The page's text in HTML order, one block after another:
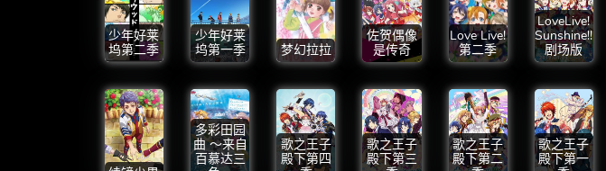
少年好莱
坞第二季
少年好莱
坞第一季
梦幻拉拉
佐贺偶像
是传奇
Love Live!
第二季
LoveLive!
Sunshine!!
剧场版
多彩田园
曲 ～来自
百慕达三
歌之王子
殿下第四
歌之王子
殿下第三
歌之王子
殿下第二
歌之王子
殿下第一